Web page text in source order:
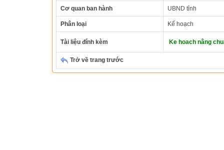
Cơ quan ban hành UBND tỉnh
Phân loại Kế hoạch
Tài liệu đính kèm Ke hoach nâng
Trở về trang trước